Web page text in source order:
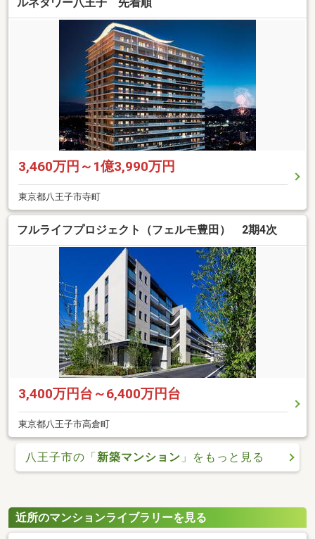
3,460万円～1億3,990万円
東京都八王子市寺町
フルライフプロジェクト（フェルモ豊田） 2期4次
3,400万円台～6,400万円台
東京都八王子市高倉町
八王子市の「新築マンション 」をもっと見る
近所のマンションライブラリーを見る